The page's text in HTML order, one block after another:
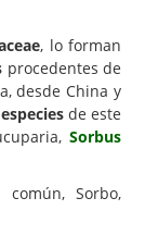
, lo forman
procedentes de
desde China y
especiesde este
Sorbus
Sorbo,